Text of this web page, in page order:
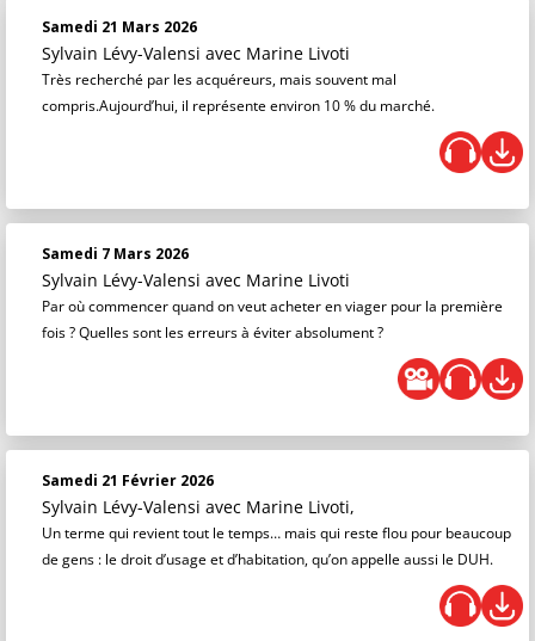
Samedi 21 Mars 2026
Sylvain Lévy-Valensi avec Marine Livoti
Très recherché par les acquéreurs, mais souvent mal
compris.Aujourd’hui, il représente environ 10 % du marché.
Samedi 7 Mars 2026
Sylvain Lévy-Valensi avec Marine Livoti
Par où commencer quand on veut acheter en viager pour la première
fois ? Quelles sont les erreurs à éviter absolument ?
Samedi 21 Février 2026
Sylvain Lévy-Valensi avec Marine Livoti,
Un terme qui revient tout le temps… mais qui reste flou pour beaucoup
de gens : le droit d’usage et d’habitation, qu’on appelle aussi le DUH.